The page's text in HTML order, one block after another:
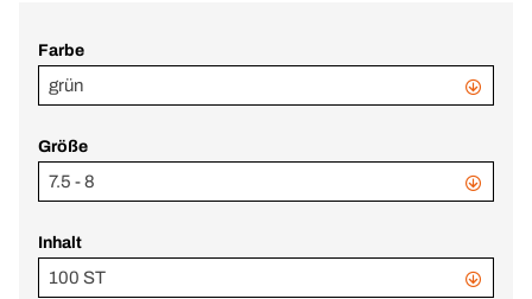
Farbe
grün
Größe
7.5 - 8
Inhalt
100 ST